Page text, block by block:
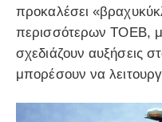
προκαλέσει
περισσότερων ΤΟΕΒ,
σχεδιάζουν αυξήσεις
μπορέσουν να